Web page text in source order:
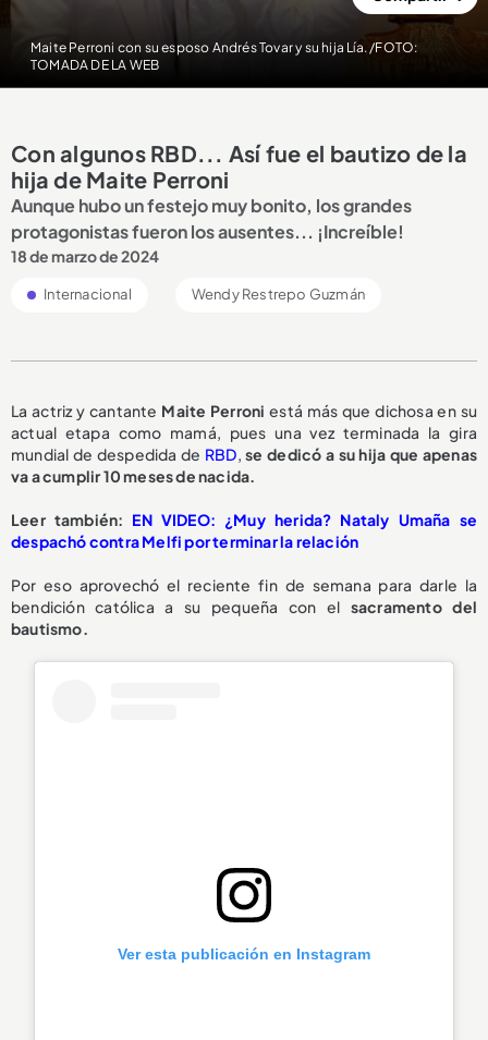
Maite Perroni con su esposo Andrés Tovar y su hija Lía. /FOTO:
TOMADA DE LA WEB
Con algunos RBD... Así fue el bautizo de la
hija de Maite Perroni
Aunque hubo un festejo muy bonito, los grandes
protagonistas fueron los ausentes... ¡Increíble!
18 de marzo de 2024
Internacional Wendy Restrepo Guzmán
La actriz y cantante Maite Perroniestá más que dichosa en su
actual etapa como mamá, pues una vez terminada la gira
mundial de despedida de RBD,se dedicó a su hija que apenas
va a cumplir 10 meses de nacida.
Leer también: EN VIDEO: ¿Muy herida? Nataly Umaña se
despachó contra Melfi por terminar la relación
Por eso aprovechó el reciente fin de semana para darle la
bendición católica a su pequeña con el sacramento del
bautismo.
Ver esta publicación en Instagram